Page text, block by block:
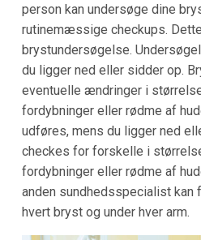
person kan undersøge dine
rutinemæssige checkups.
brystundersøgelse.
du ligger ned eller sidder op.
eventuelle ændringer i
fordybninger eller rødme af
udføres, mens du ligger ned
checkes for forskelle i
fordybninger eller rødme af
anden sundhedsspecialist
hvert bryst og under hver arm.